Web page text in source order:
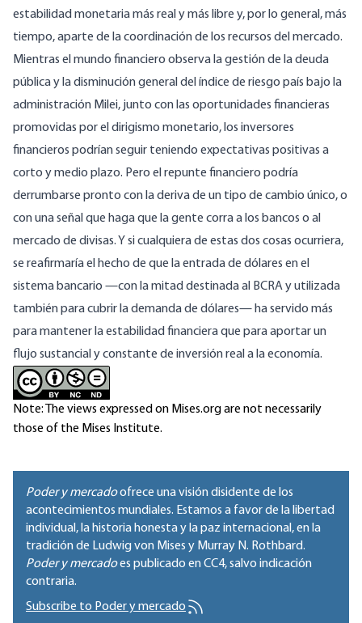
estabilidad monetaria más real y más libre y, por lo general, más
tiempo, aparte de la coordinación de los recursos del mercado.
Mientras el mundo financiero observa lagestiónde la deuda
pública y la disminución general del índice de riesgo país bajo la
administración Milei, junto con las oportunidades financieras
promovidas por el dirigismo monetario, los inversores
financieros podrían seguir teniendo expectativas positivas a
corto y medio plazo. Pero el repunte financiero podría
derrumbarse pronto con la deriva de un tipo de cambio único, o
con una señal que haga que la gente corra a los bancos o al
mercado de divisas. Y si cualquiera de estas dos cosas ocurriera,
se reafirmaría el hecho de que la entrada de dólares en el
sistema bancario —con la mitad destinada al BCRA y utilizada
también para cubrir la demanda de dólares— ha servido más
para mantener la estabilidad financiera que para aportar un
flujo sustancial y constante de inversión real a la economía.
Note: The views expressed on Mises.org are not necessarily
those of the Mises Institute.
Poder y mercadoofrece una visión disidente de los
acontecimientos mundiales. Estamos a favor de la libertad
individual, la historia honesta y la paz internacional, en la
tradición de Ludwig von Mises y Murray N. Rothbard.
Poder y mercadoes publicado enCC4, salvo indicación
contraria.
Subscribe to Poder y mercado